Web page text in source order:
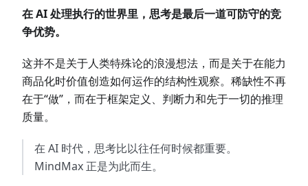
在 AI 处理执行的世界里，思考是最后一道可防守的竞
争优势。
这并不是关于人类特殊论的浪漫想法，而是关于在能力
商品化时价值创造如何运作的结构性观察。稀缺性不再
在于“做”，而在于框架定义、判断力和先于一切的推理
质量。
在 AI 时代，思考比以往任何时候都重要。
MindMax 正是为此而生。